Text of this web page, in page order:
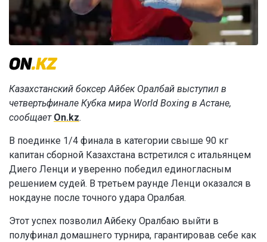
Казахстанский боксер Айбек Оралбай выступил в
четвертьфинале Кубка мира World Boxing в Астане,
сообщает On.kz.
В поединке 1/4 финала в категории свыше 90 кг
капитан сборной Казахстана встретился с итальянцем
Диего Ленци и уверенно победил единогласным
решением судей. В третьем раунде Ленци оказался в
нокдауне после точного удара Оралбая.
Этот успех позволил Айбеку Оралбаю выйти в
полуфинал домашнего турнира, гарантировав себе как